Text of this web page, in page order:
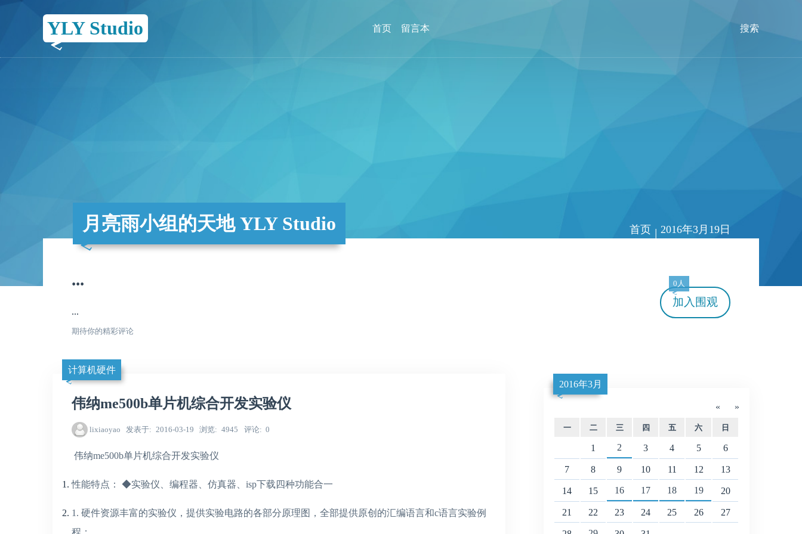
YLY Studio 首页 留言本 搜索
月亮雨小组的天地 YLY Studio 首页 | 2016年3月19日
...
...
期待你的精彩评论
加入
0人
围观
计算机硬件
伟纳me500b单片机综合开发实验仪
lixiaoyao 发表于 2016-03-19 浏览 4945 评论 0
伟纳me500b单片机综合开发实验仪
性能特点： ◆实验仪、编程器、仿真器、isp下载四种功能合一
1. 硬件资源丰富的实验仪，提供实验电路的各部分原理图，全部提供原创的汇编语言和c语言实验例
程；
«
2016年3月
»
一 二 三 四 五 六 日
1 2 3 4 5 6
7 8 9 10 11 12 13
14 15 16 17 18 19 20
21 22 23 24 25 26 27